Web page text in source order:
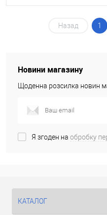
Назад 1
Новини магазину
Щоденна розсилка новин
Я згоден на обробку
КАТАЛОГ